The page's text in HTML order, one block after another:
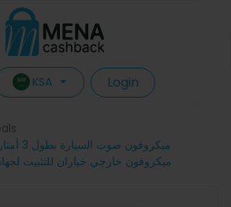
KSA Login
ميكروفون خارجي خياران للتثبيت